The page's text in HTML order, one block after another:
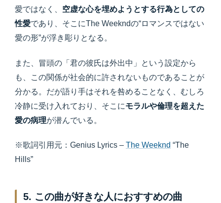
愛ではなく、 空虚な心を埋めようとする行為としての
性愛であり、そこにThe Weekndの“ロマンスではない
愛の形”が浮き彫りとなる。
また、冒頭の「君の彼氏は外出中」という設定から
も、この関係が社会的に許されないものであることが
分かる。だが語り手はそれを咎めることなく、むしろ
冷静に受け入れており、そこにモラルや倫理を超えた
愛の病理が潜んでいる。
※歌詞引用元：Genius Lyrics – The Weeknd “The
Hills”
5. この曲が好きな人におすすめの曲